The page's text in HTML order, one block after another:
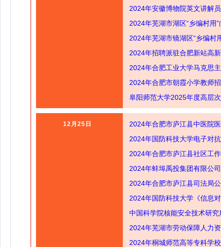
2024年安徽博物院英文讲解
2024年芜湖市湖区“乡编村用
2024年芜湖市镜湖区“乡编村
2024年招聘派驻合肥新站高
2024年合肥工业大学马克思
2024年合肥市朝霞小学教师
阜阳师范大学2025年度高层
12月25日
2024年合肥市庐江县中医院
2024年国防科技大学电子对
2024年合肥市庐江县社区工
2024年蚌埠禹投集团有限公
2024年合肥市庐江县司法局
2024年国防科技大学《信息
中国科学院核能安全技术研
2024年芜湖市劳动保障人力
​2024年桐城师范高等专科学